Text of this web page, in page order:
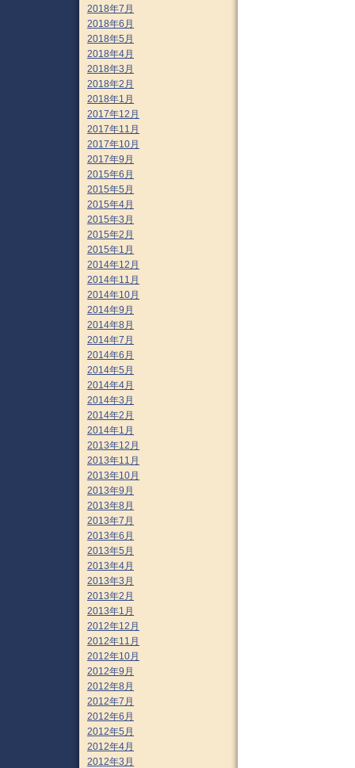
2018年7月
2018年6月
2018年5月
2018年4月
2018年3月
2018年2月
2018年1月
2017年12月
2017年11月
2017年10月
2017年9月
2015年6月
2015年5月
2015年4月
2015年3月
2015年2月
2015年1月
2014年12月
2014年11月
2014年10月
2014年9月
2014年8月
2014年7月
2014年6月
2014年5月
2014年4月
2014年3月
2014年2月
2014年1月
2013年12月
2013年11月
2013年10月
2013年9月
2013年8月
2013年7月
2013年6月
2013年5月
2013年4月
2013年3月
2013年2月
2013年1月
2012年12月
2012年11月
2012年10月
2012年9月
2012年8月
2012年7月
2012年6月
2012年5月
2012年4月
2012年3月